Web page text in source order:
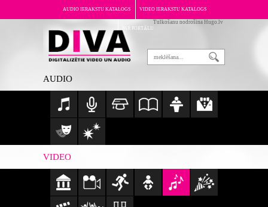
AUDIO IERAKSTU KATALOGS VIDEO IERAKSTU KATALOGS
PAR PORTĀLU
Tulkošanu nodrošina Hugo.lv
AUDIO
VIDEO